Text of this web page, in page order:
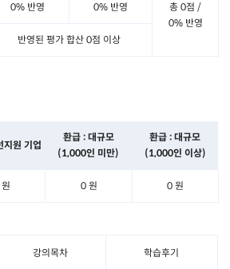
0% 반영
0% 반영
총 0점 /
0% 반영
반영된 평가 합산 0점 이상
지원 기업
환급 : 대규모
(1,000인 미만)
환급 : 대규모
(1,000인 이상)
0 원 0 원
강의목차 학습후기